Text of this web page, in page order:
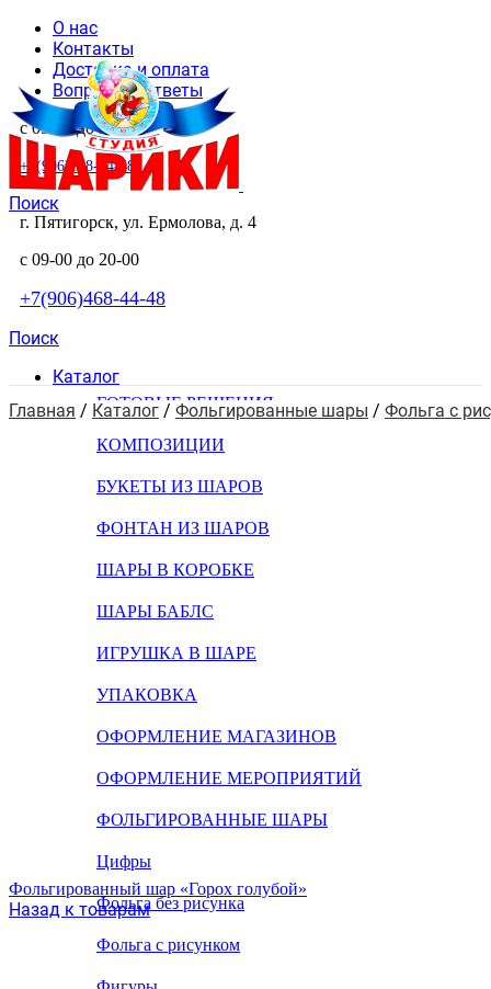
О нас
Контакты
Доставка и оплата
Вопросы и ответы
с 09-00 до 20-00
+7(906)468-44-48
Поиск
г. Пятигорск, ул. Ермолова, д. 4
с 09-00 до 20-00
+7(906)468-44-48
Поиск
Каталог
ГОТОВЫЕ РЕШЕНИЯ
КОМПОЗИЦИИ
БУКЕТЫ ИЗ ШАРОВ
ФОНТАН ИЗ ШАРОВ
ШАРЫ В КОРОБКЕ
ШАРЫ БАБЛС
ИГРУШКА В ШАРЕ
УПАКОВКА
ОФОРМЛЕНИЕ МАГАЗИНОВ
ОФОРМЛЕНИЕ МЕРОПРИЯТИЙ
ФОЛЬГИРОВАННЫЕ ШАРЫ
Цифры
Фольга без рисунка
Фольга с рисунком
Главная / Каталог / Фольгированные шары / Фольга с
Фольгированный шар «Горох голубой»
Назад к товарам